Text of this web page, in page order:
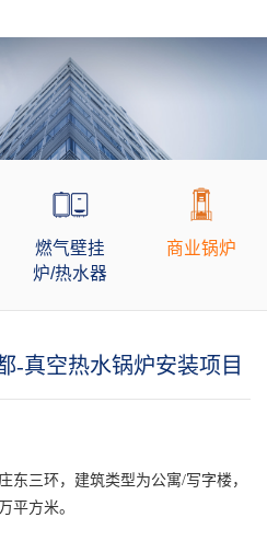
燃气壁挂
炉/热水器
商业锅炉
-真空热水锅炉安装项目
东三环，建筑类型为公寓/写字楼，
平方米。